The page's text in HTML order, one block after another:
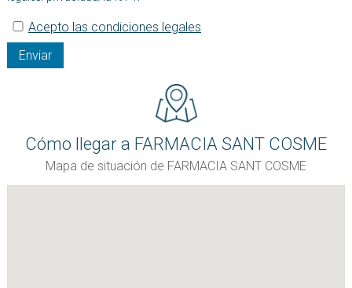
Acepto las condiciones legales
Enviar
Cómo llegar a FARMACIA SANT COSME
Mapa de situación de FARMACIA SANT COSME